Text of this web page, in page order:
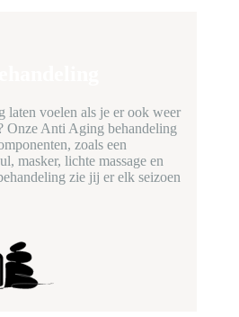
laten voelen als je er ook weer
Onze Anti Aging behandeling
zoals een
masker, lichte massage en
zie jij er elk seizoen